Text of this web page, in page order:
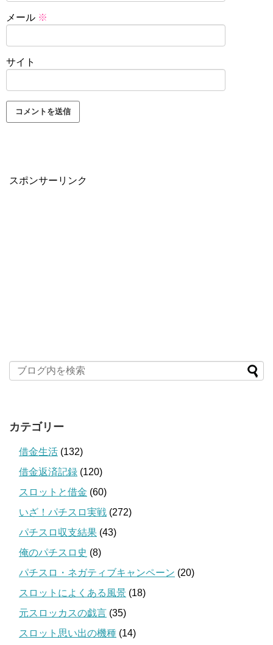
メール ※
サイト
スポンサーリンク
カテゴリー
借金生活 (132)
借金返済記録 (120)
スロットと借金 (60)
いざ！パチスロ実戦 (272)
パチスロ収支結果 (43)
俺のパチスロ史 (8)
パチスロ・ネガティブキャンペーン (20)
スロットによくある風景 (18)
元スロッカスの戯言 (35)
スロット思い出の機種 (14)